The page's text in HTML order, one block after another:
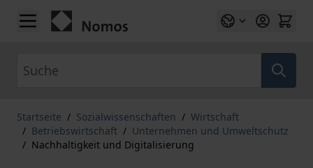
Zum Inhalt springen
Startseite / Sozialwissenschaften / Wirtschaft
/ Betriebswirtschaft / Unternehmen und Umweltschutz
/ Nachhaltigkeit und Digitalisierung